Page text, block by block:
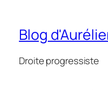
Blog
Droite progressiste